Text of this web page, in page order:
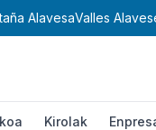
Valles Alaveses
Kirolak